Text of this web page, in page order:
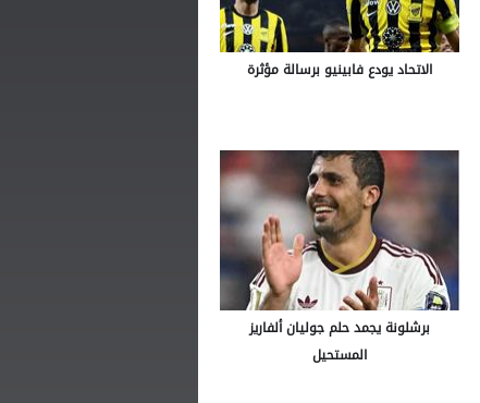
الاتحاد يودع فابينيو برسالة مؤثرة
برشلونة يجمد حلم جوليان ألفاريز
المستحيل